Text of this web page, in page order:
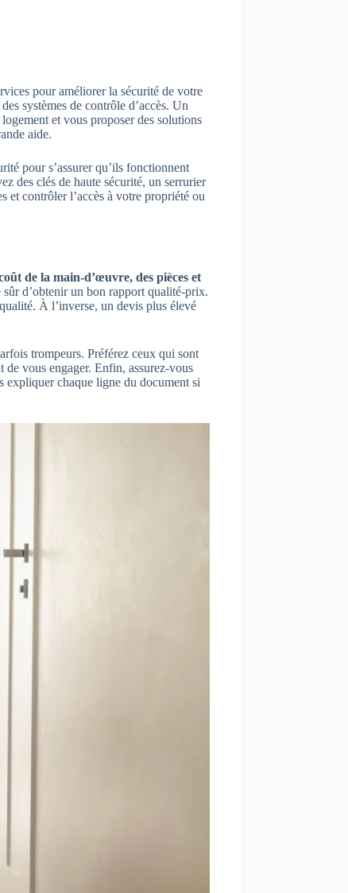
pour améliorer la sécurité de votre
systèmes de contrôle d’accès. Un
et vous proposer des solutions
aide.
pour s’assurer qu’ils fonctionnent
des clés de haute sécurité, un serrurier
et contrôler l’accès à votre propriété ou
de la main-d’œuvre, des pièces et
d’obtenir un bon rapport qualité-prix.
À l’inverse, un devis plus élevé
trompeurs. Préférez ceux qui sont
de vous engager. Enfin, assurez-vous
expliquer chaque ligne du document si